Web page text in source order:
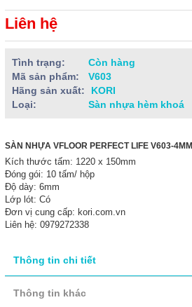
Liên hệ
Tình trạng:
Còn hàng
Mã sản phẩm:
V603
Hãng sản xuất:
KORI
Loại:
Sàn nhựa hèm khoá
SÀN NHỰA VFLOOR PERFECT LIFE V603-4MM
Kích thước tấm: 1220 x 150mm
Đóng gói: 10 tấm/ hộp
Độ dày: 6mm
Lớp lót: Có
Đơn vị cung cấp: kori.com.vn
Liên hệ: 0979272338
Thông tin chi tiết
Thông tin khác